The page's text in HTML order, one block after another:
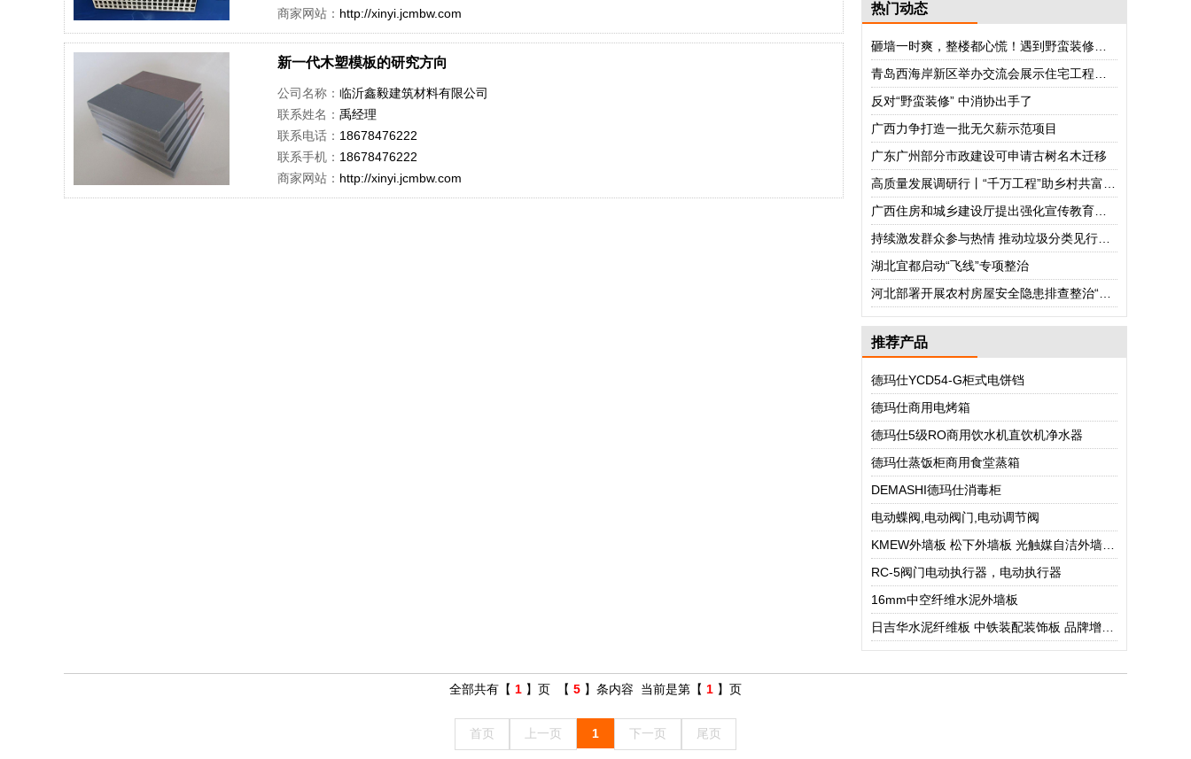
商家网站： http://xinyi.jcmbw.com
新一代木塑模板的研究方向
公司名称： 临沂鑫毅建筑材料有限公司
联系姓名： 禹经理
联系电话： 18678476222
联系手机： 18678476222
商家网站： http://xinyi.jcmbw.com
热门动态
反对“野蛮装修” 中消协出手了
广西力争打造一批无欠薪示范项目
广东广州部分市政建设可申请古树名木迁移
湖北宜都启动“飞线”专项整治
推荐产品
德玛仕YCD54-G柜式电饼铛
德玛仕商用电烤箱
德玛仕5级RO商用饮水机直饮机净水器
德玛仕蒸饭柜商用食堂蒸箱
DEMASHI德玛仕消毒柜
电动蝶阀,电动阀门,电动调节阀
RC-5阀门电动执行器，电动执行器
16mm中空纤维水泥外墙板
全部共有【 1 】页 【 5 】条内容 当前是第【 1 】页
首页 上一页 1 下一页 尾页